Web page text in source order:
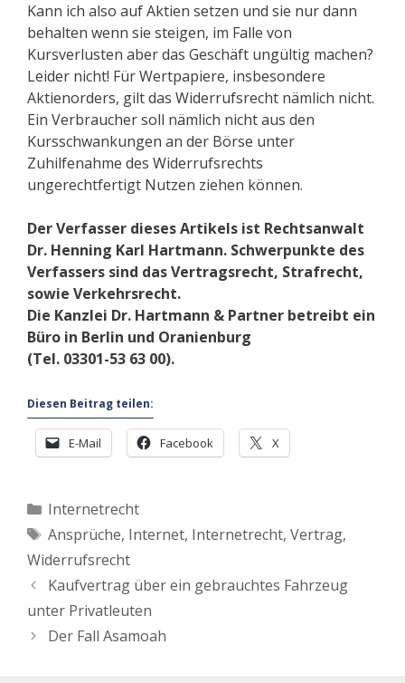
Kann ich also auf Aktien setzen und sie nur dann
behalten wenn sie steigen, im Falle von
Kursverlusten aber das Geschäft ungültig machen?
Leider nicht! Für Wertpapiere, insbesondere
Aktienorders, gilt das Widerrufsrecht nämlich nicht.
Ein Verbraucher soll nämlich nicht aus den
Kursschwankungen an der Börse unter
Zuhilfenahme des Widerrufsrechts
ungerechtfertigt Nutzen ziehen können.
Der Verfasser dieses Artikels ist Rechtsanwalt
Dr. Henning Karl Hartmann. Schwerpunkte des
Verfassers sind das Vertragsrecht, Strafrecht,
sowie Verkehrsrecht.
Die Kanzlei Dr. Hartmann & Partner betreibt ein
Büro in Berlin und Oranienburg
(Tel. 03301-53 63 00).
Diesen Beitrag teilen:
E-Mail Facebook X
Kategorien
Internetrecht
Schlagwörter
Ansprüche, Internet, Internetrecht, Vertrag,
Widerrufsrecht
Kaufvertrag über ein gebrauchtes Fahrzeug
unter Privatleuten
Der Fall Asamoah